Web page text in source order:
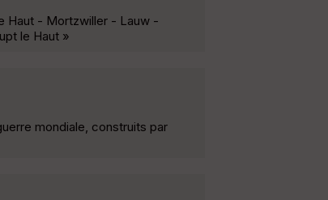
Haut - Mortzwiller - Lauw -
le Haut »
mondiale, construits par